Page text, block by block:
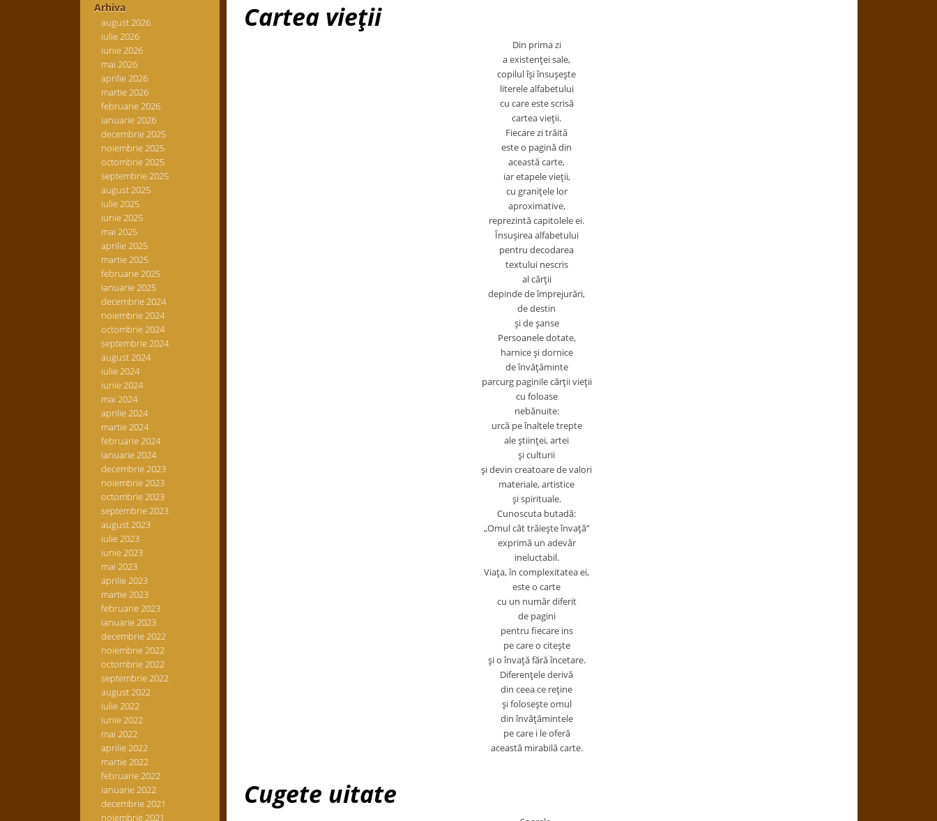
Arhiva
august 2026
iulie 2026
iunie 2026
mai 2026
aprilie 2026
martie 2026
februarie 2026
ianuarie 2026
decembrie 2025
noiembrie 2025
octombrie 2025
septembrie 2025
august 2025
iulie 2025
iunie 2025
mai 2025
aprilie 2025
martie 2025
februarie 2025
ianuarie 2025
decembrie 2024
noiembrie 2024
octombrie 2024
septembrie 2024
august 2024
iulie 2024
iunie 2024
mai 2024
aprilie 2024
martie 2024
februarie 2024
ianuarie 2024
decembrie 2023
noiembrie 2023
octombrie 2023
septembrie 2023
august 2023
iulie 2023
iunie 2023
mai 2023
aprilie 2023
martie 2023
februarie 2023
ianuarie 2023
decembrie 2022
noiembrie 2022
octombrie 2022
septembrie 2022
august 2022
iulie 2022
iunie 2022
mai 2022
aprilie 2022
martie 2022
februarie 2022
ianuarie 2022
decembrie 2021
noiembrie 2021
Cartea vieţii
Din prima zi
a existenţei sale,
copilul îşi însuşeşte
literele alfabetului
cu care este scrisă
cartea vieţii.
Fiecare zi trăită
este o pagină din
această carte,
iar etapele vieţii,
cu graniţele lor
aproximative,
reprezintă capitoleleei.
Însuşirea alfabetului
pentru decodarea
textului nescris
al cărţii
depinde de împrejurări,
de destin
şi de şanse
Persoanele dotate,
harnice şi dornice
de învăţăminte
parcurg paginile cărţii vieţii
cu foloase
nebănuite:
urcă pe înaltele trepte
ale ştiinţei, artei
şi culturii
şi devin creatoare de valori
materiale, artistice
şi spirituale.
Cunoscuta butadă:
„Omul cât trăieşte învaţă”
exprimă un adevăr
ineluctabil.
Viaţa, în complexitatea ei,
este o carte
cu un număr diferit
de pagini
pentru fiecare ins
pe care o citeşte
şi o învaţă fără încetare.
Diferenţele derivă
din ceea ce reţine
şi foloseşte omul
din învăţămintele
pe care i le oferă
această mirabilă carte.
Cugete uitate